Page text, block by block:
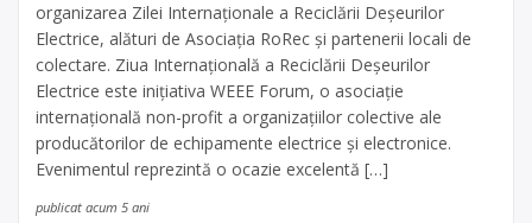
organizarea Zilei Internaționale a Reciclării Deșeurilor
Electrice, alături de Asociația RoRec și partenerii locali de
colectare. Ziua Internațională a Reciclării Deșeurilor
Electrice este inițiativa WEEE Forum, o asociație
internațională non-profit a organizațiilor colective ale
producătorilor de echipamente electrice și electronice.
Evenimentul reprezintă o ocazie excelentă […]
publicat acum 5 ani